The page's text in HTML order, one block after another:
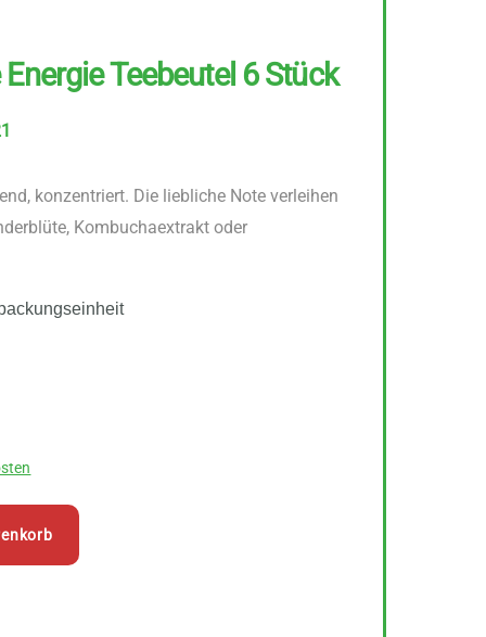
Teebeutel 6 Stück
konzentriert. Die liebliche Note verleihen
Kombuchaextrakt oder